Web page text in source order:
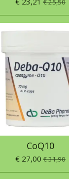
€ 25,50
CoQ10
€ 27,00 € 31,90